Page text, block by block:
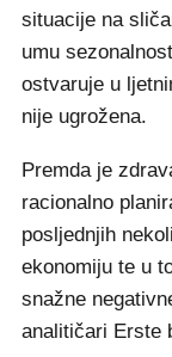
situacije na
umu
ostvaruje u
nije ugrožena.
Premda je
racionalno
posljednjih
ekonomiju te u
snažne
analitičari Erste